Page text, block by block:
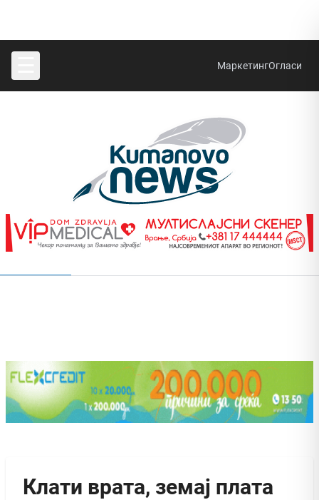
МаркетингОгласи
Клати врата, земај плата